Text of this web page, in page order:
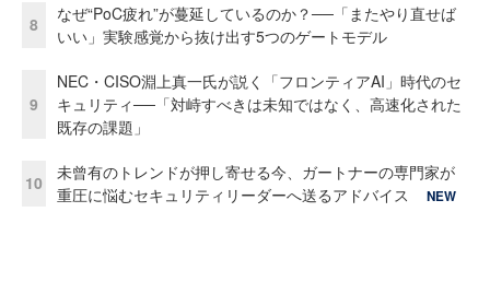
8
なぜ“PoC疲れ”が蔓延しているのか？──「またやり直せば
いい」実験感覚から抜け出す5つのゲートモデル
9
NEC・CISO淵上真一氏が説く「フロンティアAI」時代のセ
キュリティ──「対峙すべきは未知ではなく、高速化された
既存の課題」
10
未曾有のトレンドが押し寄せる今、ガートナーの専門家が
重圧に悩むセキュリティリーダーへ送るアドバイス
NEW